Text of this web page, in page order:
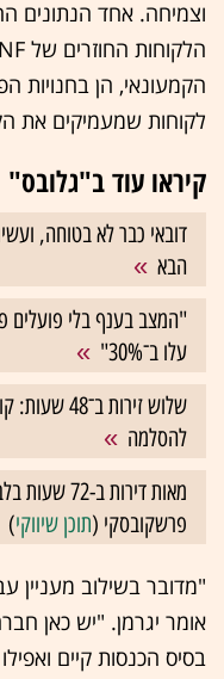
וצמיחה. אחד הנתונים
הקמעונאי, הן בחנויות
לקוחות שמעמיקים את
קיראו עוד ב"גלובס"
דובאי כבר לא בטוחה,
הבא
"המצב בענף בלי פועלים
עלו ב־30%"
שלוש זירות
להסלמה
מאות דירות
פרשקובסקי (תוכן שיווקי)
"מדובר בשילוב מעניין
אומר יגרמן. "יש כאן
בסיס הכנסות קיים